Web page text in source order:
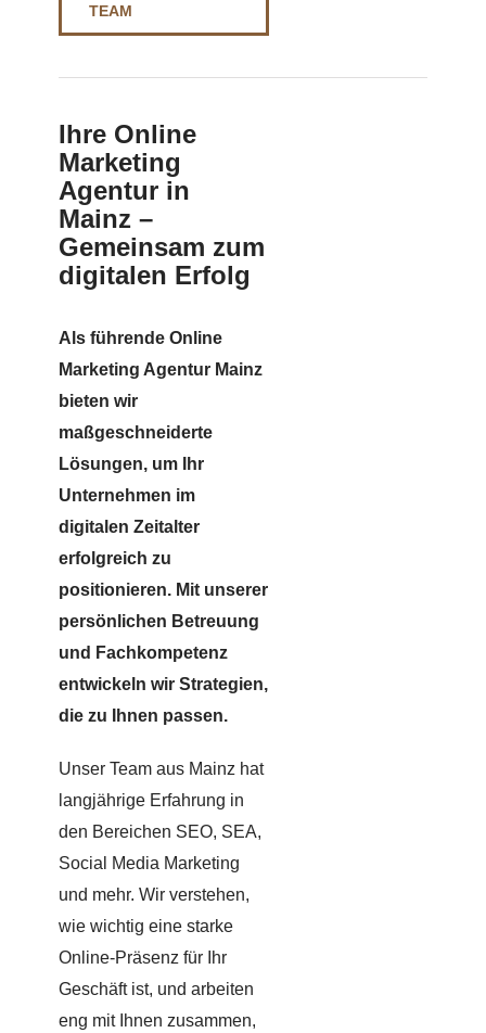
TEAM
Ihre Online
Marketing
Agentur in
Mainz –
Gemeinsam zum
digitalen Erfolg
Als führende Online
Marketing Agentur Mainz
bieten wir
maßgeschneiderte
Lösungen, um Ihr
Unternehmen im
digitalen Zeitalter
erfolgreich zu
positionieren. Mit unserer
persönlichen Betreuung
und Fachkompetenz
entwickeln wir Strategien,
die zu Ihnen passen.
Unser Team aus Mainz hat
langjährige Erfahrung in
den Bereichen SEO, SEA,
Social Media Marketing
und mehr. Wir verstehen,
wie wichtig eine starke
Online-Präsenz für Ihr
Geschäft ist, und arbeiten
eng mit Ihnen zusammen,